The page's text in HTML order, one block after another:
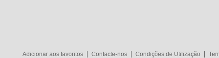
Adicionar aos favoritos Contacte-nos Condições de Utilização